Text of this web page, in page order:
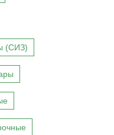
(СИЗ)